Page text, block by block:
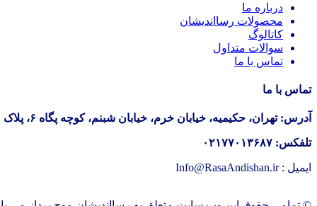
درباره ما
محصولات رسااندیشان
کاتالوگ
سوالات متداول
تماس با ما
تماس با ما
آدرس: تهران، حکیمیه، خیابان خرم، خیابان شبنم، کوچه پگاه ۶، پلاک ۱۱ و ۱۳، واحد ۷
تلفکس: ۰۲۱۷۷۰۱۳۶۸۷
ایمیل : Info@RasaAndishan.ir